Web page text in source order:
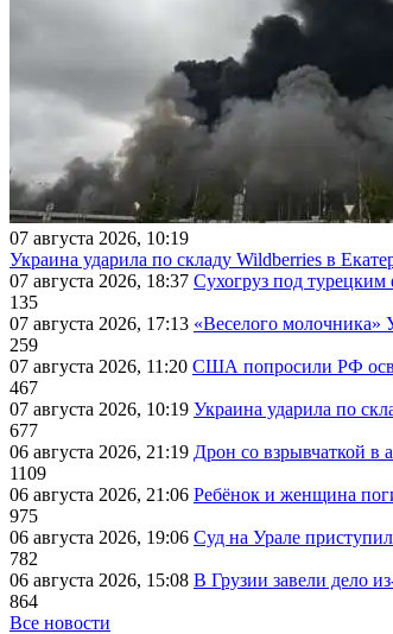
07 августа 2026, 10:19
Украина ударила по складу Wildberries в
07 августа 2026, 18:37 Сухогруз под
135
07 августа 2026, 17:13 «Веселого молочника»
259
07 августа 2026, 11:20 США попросили РФ
467
07 августа 2026, 10:19 Украина ударила по
677
06 августа 2026, 21:19 Дрон со взрывчаткой в
1109
06 августа 2026, 21:06 Ребёнок и женщина
975
06 августа 2026, 19:06 Суд на Урале
782
06 августа 2026, 15:08 В Грузии завели дело
864
Все новости